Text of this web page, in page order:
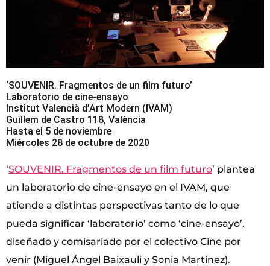
‘SOUVENIR. Fragmentos de un film futuro’
Laboratorio de cine-ensayo
Institut Valencià d’Art Modern (IVAM)
Guillem de Castro 118, València
Hasta el 5 de noviembre
Miércoles 28 de octubre de 2020
‘SOUVENIR. Fragmentos de un film futuro’ plantea
un laboratorio de cine-ensayo en el IVAM, que
atiende a distintas perspectivas tanto de lo que
pueda significar ‘laboratorio’ como ‘cine-ensayo’,
diseñado y comisariado por el colectivo Cine por
venir (Miguel Ángel Baixauli y Sonia Martínez).